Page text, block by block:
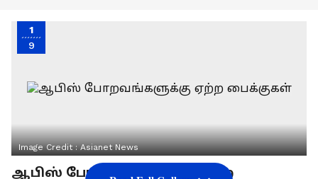
1
9
Image Credit :Asianet News
ஆபிஸ் போறவங்களுக்கு ஏற்ற